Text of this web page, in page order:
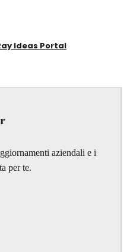
Ideas Portal
aziendali e i
per te.